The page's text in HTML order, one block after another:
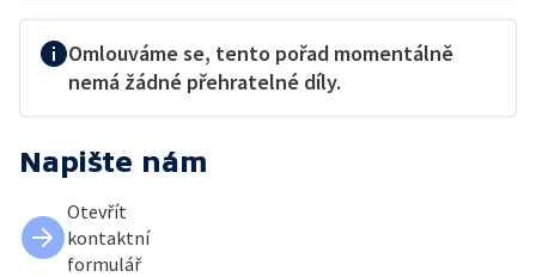
Omlouváme se, tento pořad momentálně
nemá žádné přehratelné díly.
Napište nám
Otevřít
kontaktní
formulář